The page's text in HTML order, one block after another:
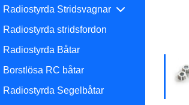
Radiostyrda Stridsvagnar
Radiostyrda stridsfordon
Radiostyrda Båtar
Borstlösa RC båtar
Radiostyrda Segelbåtar